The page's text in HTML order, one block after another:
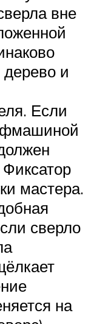
вне
и
Если
мастера.
сверло
на